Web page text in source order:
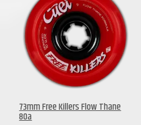
73mm Free Killers Flow Thane
80a